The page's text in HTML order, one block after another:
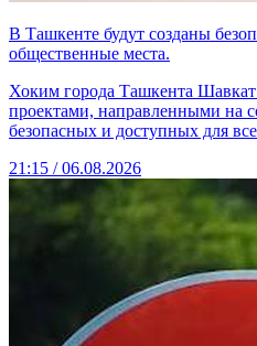
В Ташкенте будут созданы
общественные места.
Хоким города Ташкента Шавкат
проектами, направленными на
безопасных и доступных для
21:15 / 06.08.2026